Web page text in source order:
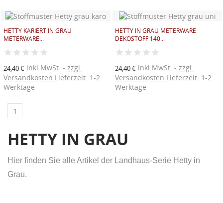
HETTY KARIERT IN GRAU
METERWARE...
24,40 € inkl.MwSt.
zzgl.
Versandkosten Lieferzeit: 1-2
Werktage
HETTY IN GRAU METERWARE
DEKOSTOFF 140...
24,40 € inkl.MwSt.
zzgl.
Versandkosten Lieferzeit: 1-2
Werktage
1
HETTY IN GRAU
Hier finden Sie alle Artikel der Landhaus-Serie Hetty in
Grau.
((modalDeleteText))
((loginText))